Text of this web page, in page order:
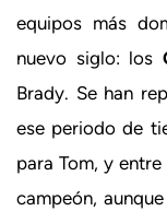
equipos más
nuevo siglo: los
Brady. Se han
ese periodo de
para Tom, y
campeón,